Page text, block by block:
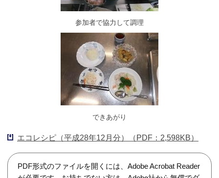
参加者で協力して調理
できあがり
エコレシピ（平成28年12月分）（PDF：2,598KB）
PDF形式のファイルを開くには、Adobe Acrobat Reader